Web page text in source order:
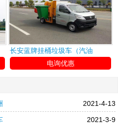
长安蓝牌挂桶垃圾车（汽油
电询优惠
2021-4-13
2021-3-9